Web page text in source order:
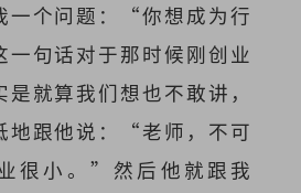
一个问题：“你想成为行
句话对于那时候刚创业
就算我们想也不敢讲，
地跟他说：“老师，不可
很小。”然后他就跟我